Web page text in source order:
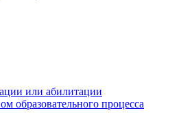
или абилитации
образовательного процесса